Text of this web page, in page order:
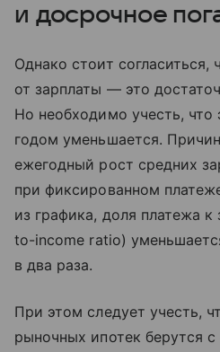
и досрочное
Однако стоит согласиться,
от зарплаты — это
Но необходимо учесть,
годом уменьшается.
ежегодный рост средних
при фиксированном
из графика, доля платежа к
to-income ratio)
в два раза.
При этом следует учесть,
рыночных ипотек берутся